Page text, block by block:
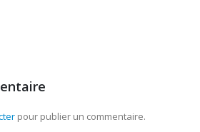
pour publier un commentaire.